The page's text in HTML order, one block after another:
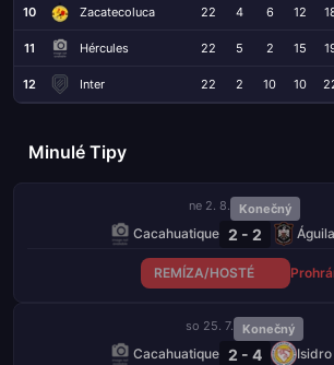
10 Zacatecoluca 22 4 6 12
11 Hércules 22 5 2 15
12 Inter 22 2 10 10
Minulé Tipy
ne 2. 8. Konečný
Cacahuatique 2 - 2 Águila
REMÍZA/HOSTÉ
so 25. 7. Konečný
Cacahuatique 2 - 4